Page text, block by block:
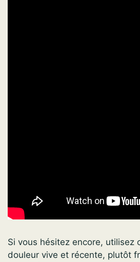
Si vous hésitez encore, utilisez
douleur vive et récente, plutôt